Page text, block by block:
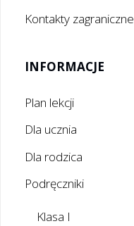
Kontakty zagraniczne
INFORMACJE
Plan lekcji
Dla ucznia
Dla rodzica
Podręczniki
Klasa I